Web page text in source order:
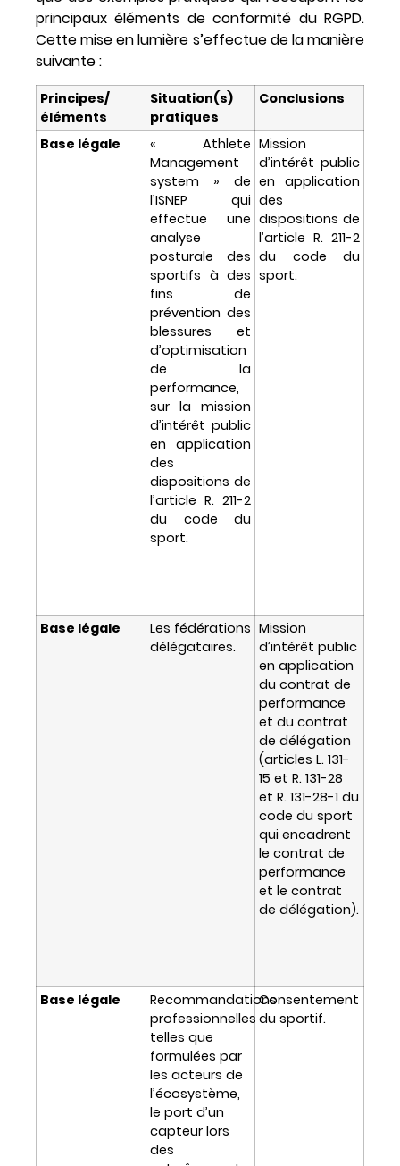
principaux éléments de conformité du RGPD.
Cette mise en lumière s’effectue de la manière
suivante :
Principes/
éléments
Situation(s)
pratiques
Conclusions
Base légale
« Athlete
Management
system » de
l’ISNEP qui
effectue une
analyse
posturale des
sportifs à des
fins de
prévention des
blessures et
d’optimisation
de la
performance,
sur la mission
d’intérêt public
en application
des
dispositions de
l’article R. 211-2
du code du
sport.
Mission
d’intérêt public
en application
des
dispositions de
l’article R. 211-2
du code du
sport.
Base légale
Les fédérations
délégataires.
Mission
d’intérêt public
en application
du contrat de
performance
et du contrat
de délégation
(articles L. 131-
15 et R. 131-28
et R. 131-28-1 du
code du sport
qui encadrent
le contrat de
performance
et le contrat
de délégation).
Base légale
Recommandations
professionnelles
telles que
formulées par
les acteurs de
l’écosystème,
le port d’un
capteur lors
des
Consentement
du sportif.